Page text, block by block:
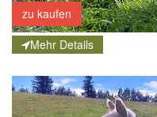
zu kaufen
Mehr Details